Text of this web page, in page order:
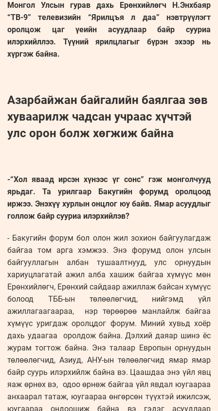
Монгол Улсын гурав дахь Ерөнхийлөгч Н.Энхбаяр
“ТВ-9” телевизийн “Ярилцъя л даа” нэвтрүүлэгт
оролцож цаг үеийн асуудлаар байр сууриа
илэрхийллээ. Түүний ярилцлагыг бүрэн эхээр нь
хүргэж байна.
Азарбайжан байгалийн баялгаа зөв
хуваарилж чадсан учраас хүчтэй
улс орон болж хөгжиж байна
-“Хол яваад ирсэн хүнээс үг сонс” гэж монголчууд
ярьдаг. Та урилгаар Бакугийн форумд оролцоод
иржээ. Энэхүү хурлын онцлог юу байв. Ямар асуудлыг
голлож байр сууриа илэрхийлэв?
- Бакугийн форум бол олон жил зохион байгуулагдаж
байгаа том арга хэмжээ. Энэ форумд олон улсын
байгууллагын албан тушаалтнууд, улс орнуудын
хариуцлагатай ажил алба хашиж байгаа хүмүүс мөн
Ерөнхийлөгч, Ерөнхий сайдаар ажиллаж байсан хүмүүс
болоод ТББ-ын төлөөлөгчид, нийгэмд үйл
ажиллагаагаараа, нэр төрөөрөө манлайлж байгаа
хүмүүс уригдаж оролцдог форум. Миний хувьд хоёр
дахь удаагаа оролдож байна. Дэлхий даяар шинэ ёс
журам тогтож байна. Энэ талаар Европын орнуудын
төлөөлөгчид, Азиуд, АНУ-ын төлөөлөгчид ямар ямар
байр суурь илэрхийлж байна вэ. Цаашдаа энэ үйл явц
яаж өрнөх вэ, одоо өрнөж байгаа үйл явдал юугаараа
анхаарал татаж, юугаараа өнгөрсөн түүхтэй ижилсэж,
юугаараа ондоошиж байна вэ гэдэг асуудлаар